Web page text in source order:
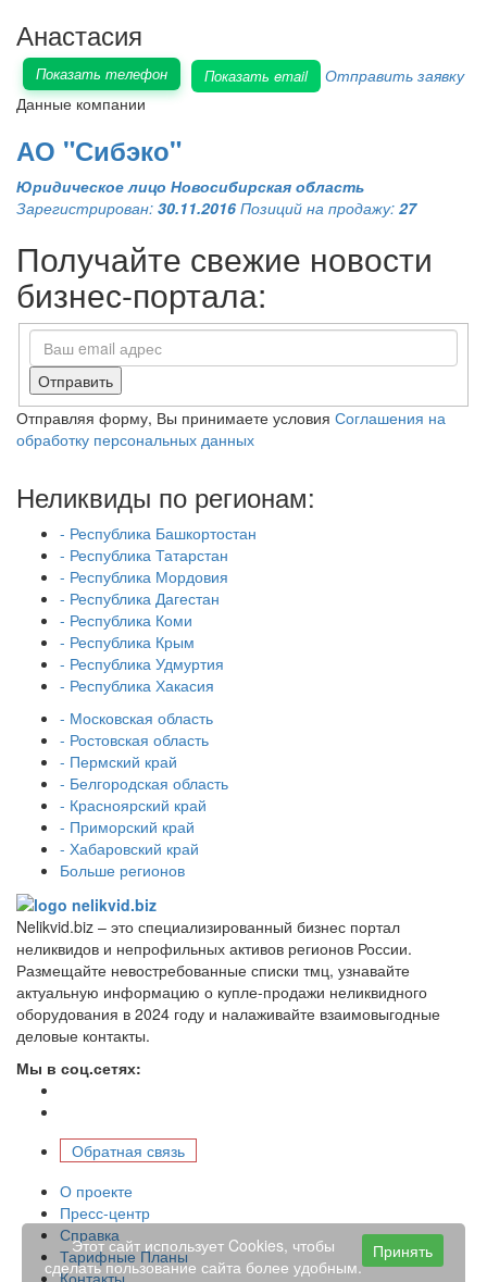
Анастасия
Показать телефон Показать email
Отправить заявку
Данные компании
АО "Сибэко"
Юридическое лицо Новосибирская область
Зарегистрирован: 30.11.2016 Позиций на продажу: 27
Получайте свежие новости
бизнес-портала:
Отправить
Отправляя форму, Вы принимаете условия Соглашения на
обработку персональных данных
Неликвиды по регионам:
- Республика Башкортостан
- Республика Татарстан
- Республика Мордовия
- Республика Дагестан
- Республика Коми
- Республика Крым
- Республика Удмуртия
- Республика Хакасия
- Московская область
- Ростовская область
- Пермский край
- Белгородская область
- Красноярский край
- Приморский край
- Хабаровский край
Больше регионов
Nelikvid.biz – это специализированный бизнес портал
неликвидов и непрофильных активов регионов России.
Размещайте невостребованные списки тмц, узнавайте
актуальную информацию о купле-продажи неликвидного
оборудования в 2024 году и налаживайте взаимовыгодные
деловые контакты.
Мы в соц.сетях:
Обратная связь
О проекте
Пресс-центр
Справка
Тарифные Планы
Этот сайт использует Cookies, чтобы
сделать пользование сайта более удобным.
Принять